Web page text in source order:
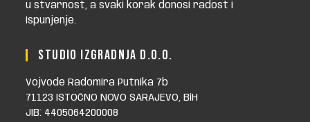
u stvarnost, a svaki korak donosi radost i
ispunjenje.
STUDIO IZGRADNJA D.O.O.
Vojvode Radomira Putnika 7b
71123 ISTOČNO NOVO SARAJEVO, BiH
JIB: 4405064200008